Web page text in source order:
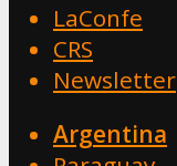
LaConfe
CRS
Newsletter
Argentina